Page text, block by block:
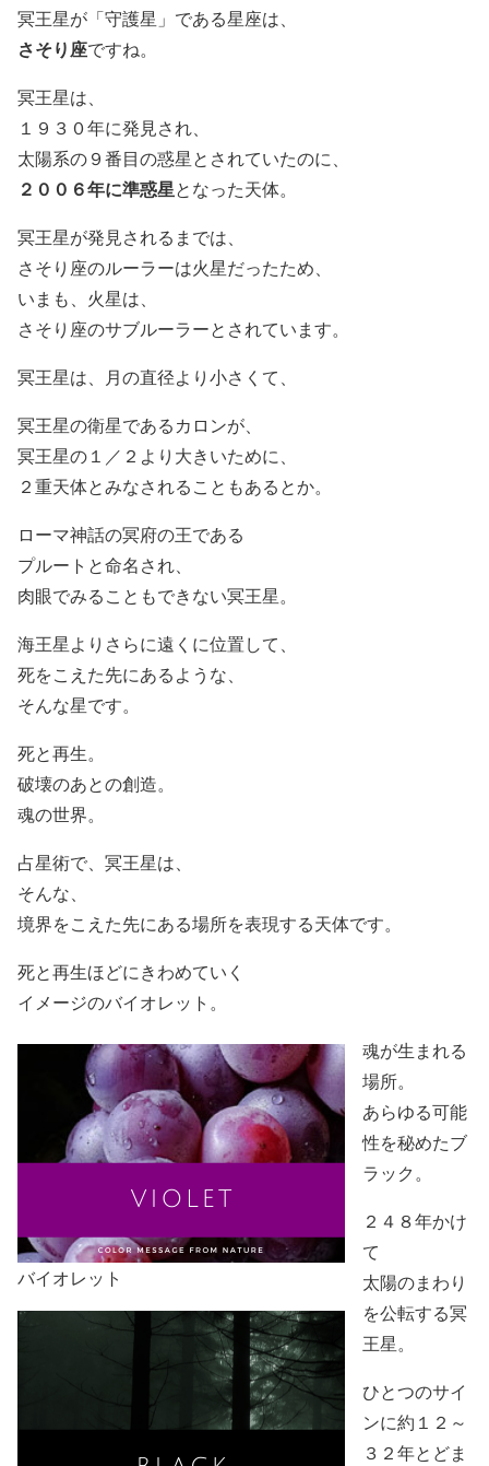
冥王星が「守護星」である星座は、
さそり座ですね。
冥王星は、
１９３０年に発見され、
太陽系の９番目の惑星とされていたのに、
２００６年に準惑星となった天体。
冥王星が発見されるまでは、
さそり座のルーラーは火星だったため、
いまも、火星は、
さそり座のサブルーラーとされています。
冥王星は、月の直径より小さくて、
冥王星の衛星であるカロンが、
冥王星の１／２より大きいために、
２重天体とみなされることもあるとか。
ローマ神話の冥府の王である
プルートと命名され、
肉眼でみることもできない冥王星。
海王星よりさらに遠くに位置して、
死をこえた先にあるような、
そんな星です。
死と再生。
破壊のあとの創造。
魂の世界。
占星術で、冥王星は、
そんな、
境界をこえた先にある場所を表現する天体です。
死と再生ほどにきわめていく
イメージのバイオレット。
バイオレット
魂が生まれる
場所。
あらゆる可能
性を秘めたブ
ラック。
２４８年かけ
て
太陽のまわり
を公転する冥
王星。
ひとつのサイ
ンに約１２～
３２年とどま